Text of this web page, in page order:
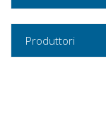
Produttori